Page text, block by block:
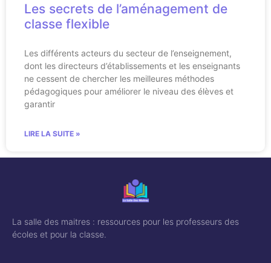
Les secrets de l’aménagement de
classe flexible
Les différents acteurs du secteur de l’enseignement,
dont les directeurs d’établissements et les enseignants
ne cessent de chercher les meilleures méthodes
pédagogiques pour améliorer le niveau des élèves et
garantir
LIRE LA SUITE »
La salle des maitres : ressources pour les professeurs des
écoles et pour la classe.